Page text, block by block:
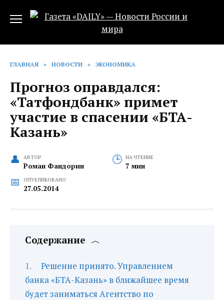
ГЛАВНАЯ » НОВОСТИ » ЭКОНОМИКА
Прогноз оправдался:
«Татфондбанк» примет
участие в спасении «БТА-
Казань»
АВТОР
Роман Фандорин
НА ЧТЕНИЕ
7 мин
ОПУБЛИКОВАНО
27.05.2014
Содержание
Решение принято. Управлением
банка «БТА-Казань» в ближайшее время
будет заниматься Агентство по